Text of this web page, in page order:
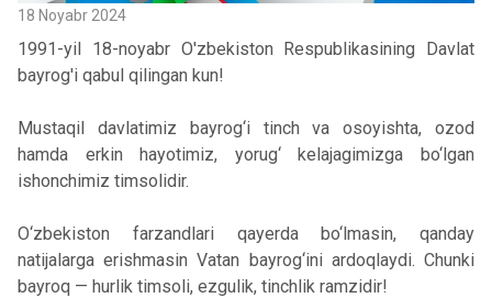
18 Noyabr 2024
1991-yil 18-noyabr O'zbekiston Respublikasining Davlat
bayrog'i qabul qilingan kun!
Mustaqil davlatimiz bayrog‘i tinch va osoyishta, ozod
hamda erkin hayotimiz, yorug‘ kelajagimizga bo‘lgan
ishonchimiz timsolidir.
O‘zbekiston farzandlari qayerda bo‘lmasin, qanday
natijalarga erishmasin Vatan bayrog‘ini ardoqlaydi. Chunki
bayroq — hurlik timsoli, ezgulik, tinchlik ramzidir!